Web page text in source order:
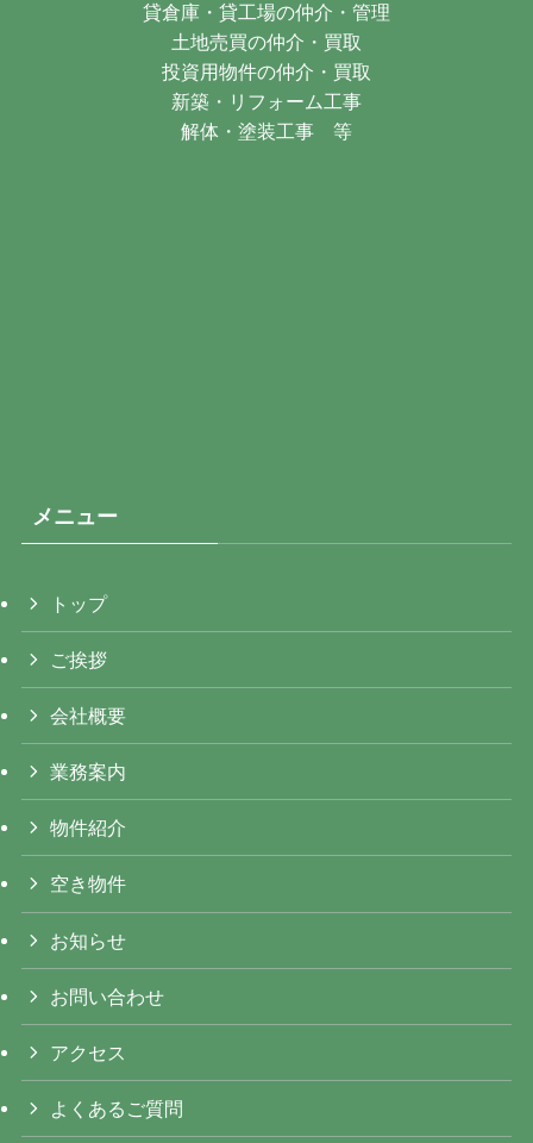
貸倉庫・貸工場の仲介・管理
土地売買の仲介・買取
投資用物件の仲介・買取
新築・リフォーム工事
解体・塗装工事 等
メニュー
トップ
ご挨拶
会社概要
業務案内
物件紹介
空き物件
お知らせ
お問い合わせ
アクセス
よくあるご質問